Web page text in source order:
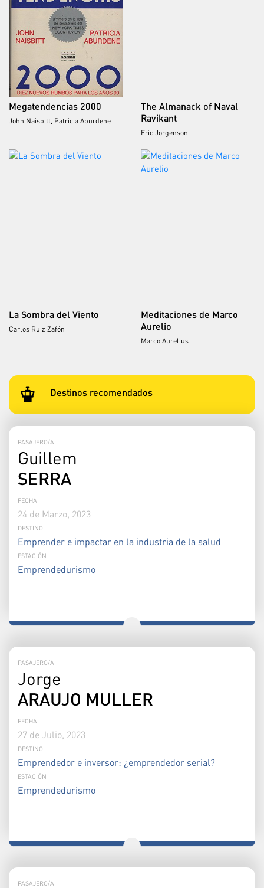
Megatendencias 2000
John Naisbitt, Patricia Aburdene
The Almanack of Naval
Ravikant
Eric Jorgenson
La Sombra del Viento
Carlos Ruiz Zafón
Meditaciones de Marco
Aurelio
Marco Aurelius
Destinos recomendados
PASAJERO/A
Guillem
SERRA
FECHA
24 de Marzo, 2023
DESTINO
Emprender e impactar en la industria de la salud
ESTACIÓN
Emprendedurismo
PASAJERO/A
Jorge
ARAUJO MULLER
FECHA
27 de Julio, 2023
DESTINO
Emprendedor e inversor: ¿emprendedor serial?
ESTACIÓN
Emprendedurismo
PASAJERO/A